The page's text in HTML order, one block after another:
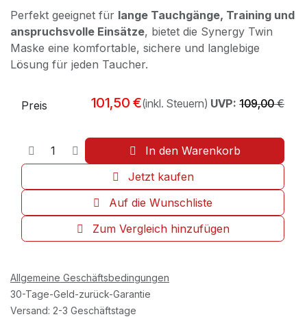
Perfekt geeignet für lange Tauchgänge, Training und
anspruchsvolle Einsätze, bietet die Synergy Twin
Maske eine komfortable, sichere und langlebige
Lösung für jeden Taucher.
In den Warenkorb
Jetzt kaufen
Zum Vergleich hinzufügen
Auf die Wunschliste
Preis 101,50 €(inkl. Steuern) UVP: 109,00€
Allgemeine Geschäftsbedingungen
30-Tage-Geld-zurück-Garantie
Versand: 2-3 Geschäftstage